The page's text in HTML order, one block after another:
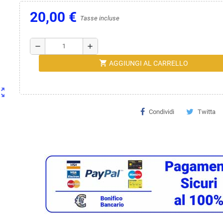
20,00 € Tasse incluse
remove add
shopping_cart AGGIUNGI AL CARRELLO
Condividi Twitta